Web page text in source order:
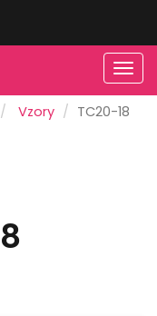
Vzory TC20-18